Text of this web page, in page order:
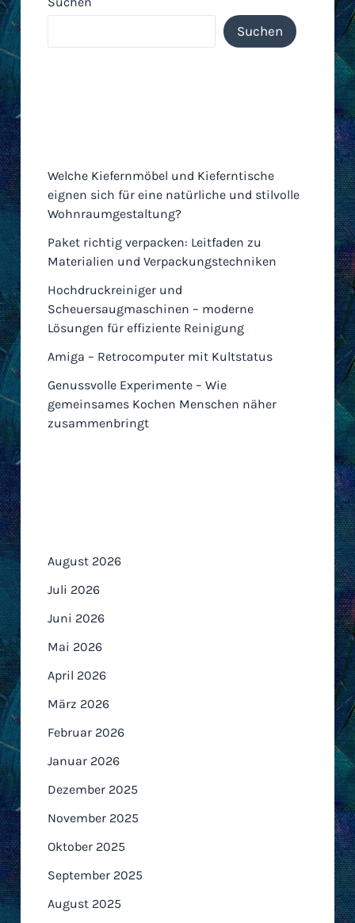
Suchen
Welche Kiefernmöbel und Kieferntische
eignen sich für eine natürliche und stilvolle
Wohnraumgestaltung?
Paket richtig verpacken: Leitfaden zu
Materialien und Verpackungstechniken
Hochdruckreiniger und
Scheuersaugmaschinen – moderne
Lösungen für effiziente Reinigung
Amiga – Retrocomputer mit Kultstatus
Genussvolle Experimente – Wie
gemeinsames Kochen Menschen näher
zusammenbringt
August 2026
Juli 2026
Juni 2026
Mai 2026
April 2026
März 2026
Februar 2026
Januar 2026
Dezember 2025
November 2025
Oktober 2025
September 2025
August 2025